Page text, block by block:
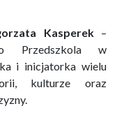
Kasperek–
Przedszkola w
i inicjatorka wielu
kulturze oraz